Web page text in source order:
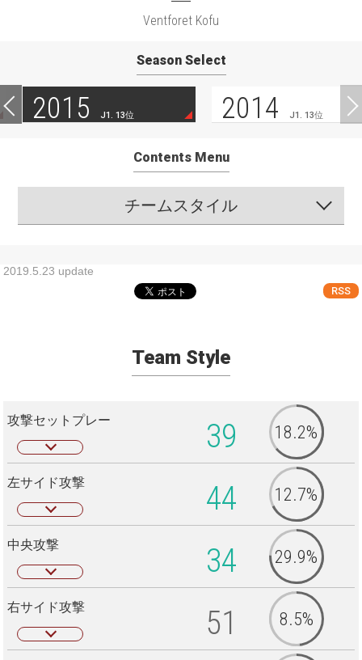
Ventforet Kofu
Season Select
2015 J1. 13位 2014 J1. 13位
Contents Menu
チームスタイル
2019.5.23 update
RSS
Team Style
攻撃セットプレー 39 18.2%
左サイド攻撃 44 12.7%
中央攻撃 34 29.9%
右サイド攻撃 51 8.5%